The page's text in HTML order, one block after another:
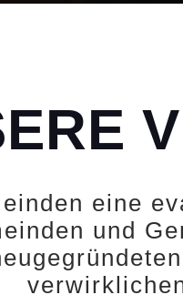
eine
und